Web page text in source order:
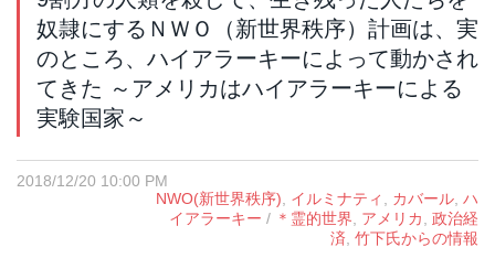
奴隷にするＮＷＯ（新世界秩序）計画は、実
のところ、ハイアラーキーによって動かされ
てきた ～アメリカはハイアラーキーによる
実験国家～
2018/12/20 10:00 PM
NWO(新世界秩序), イルミナティ , カバール, ハ
イアラーキー / ＊霊的世界, アメリカ, 政治経
済, 竹下氏からの情報